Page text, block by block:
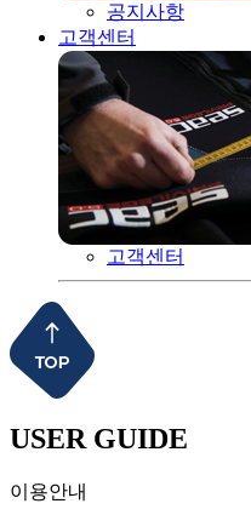
공지사항
고객센터
고객센터
USER GUIDE
이용안내